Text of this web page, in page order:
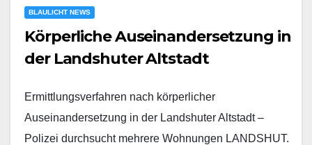
BLAULICHT NEWS
Körperliche Auseinandersetzung in
der Landshuter Altstadt
Ermittlungsverfahren nach körperlicher
Auseinandersetzung in der Landshuter Altstadt –
Polizei durchsucht mehrere Wohnungen LANDSHUT.